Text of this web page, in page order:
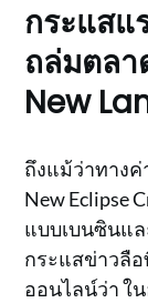
กระแสแ
ถล่มตลา
New
ถึงแม้ว่าทางค่
New Eclipse
แบบเบนซินแล
กระแสข่าวลื
ออนไลน์ว่า ใ